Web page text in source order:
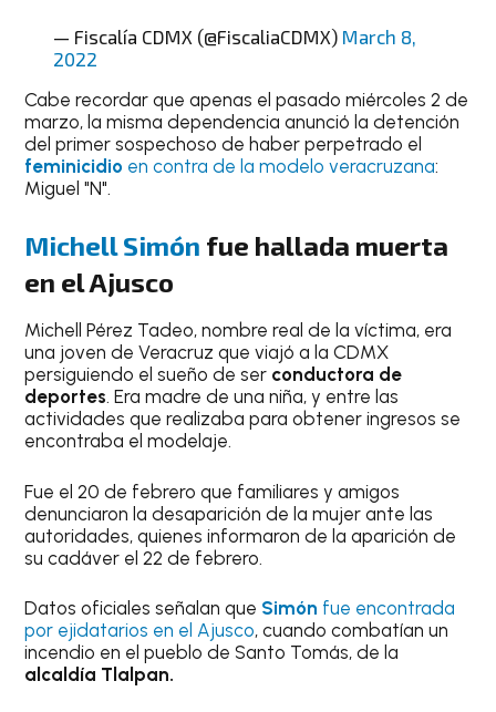
— Fiscalía CDMX (@FiscaliaCDMX) March 8,
2022
Cabe recordar que apenas el pasado miércoles 2 de
marzo, la misma dependencia anunció la detención
del primer sospechoso de haber perpetrado el
feminicidio en contra de la modelo veracruzana:
Miguel "N".
Michell Simón fue hallada muerta
en el Ajusco
Michell Pérez Tadeo, nombre real de la víctima, era
una joven de Veracruz que viajó a la CDMX
persiguiendo el sueño de ser conductora de
deportes. Era madre de una niña, y entre las
actividades que realizaba para obtener ingresos se
encontraba el modelaje.
Fue el 20 de febrero que familiares y amigos
denunciaron la desaparición de la mujer ante las
autoridades, quienes informaron de la aparición de
su cadáver el 22 de febrero.
Datos oficiales señalan que Simón fue encontrada
por ejidatarios en el Ajusco, cuando combatían un
incendio en el pueblo de Santo Tomás, de la
alcaldía Tlalpan.